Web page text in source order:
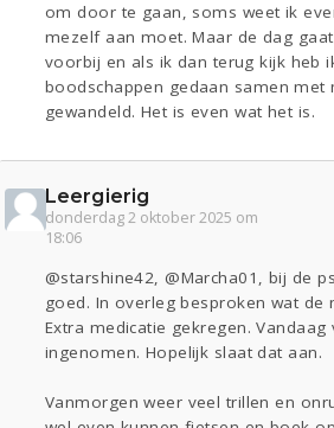
om door te gaan, soms weet ik
mezelf aan moet. Maar de dag
voorbij en als ik dan terug kijk heb
boodschappen gedaan samen met
gewandeld. Het is even wat het is.
Leergierig
donderdag 2 oktober 2025 om
18:06
@starshine42, @Marcha01, bij de
goed. In overleg besproken wat de
Extra medicatie gekregen.
ingenomen. Hopelijk slaat dat aan.
Vanmorgen weer veel trillen en